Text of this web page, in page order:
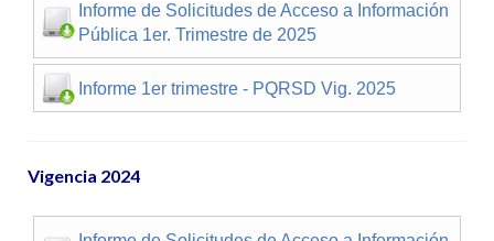
Informe de Solicitudes de Acceso a Información
Pública 1er. Trimestre de 2025
Informe 1er trimestre - PQRSD Vig. 2025
Vigencia 2024